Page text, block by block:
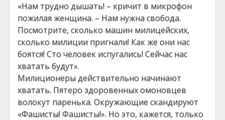
«Нам трудно дышать! – кричит в микрофон
пожилая женщина. – Нам нужна свобода.
Посмотрите, сколько машин милицейских,
сколько милиции пригнали! Как же они нас
боятся! Сто человек испугались! Сейчас нас
хватать будут».
Милиционеры действительно начинают
хватать. Пятеро здоровенных омоновцев
волокут паренька. Окружающие скандируют
«Фашисты! Фашисты!». Но это, кажется, только